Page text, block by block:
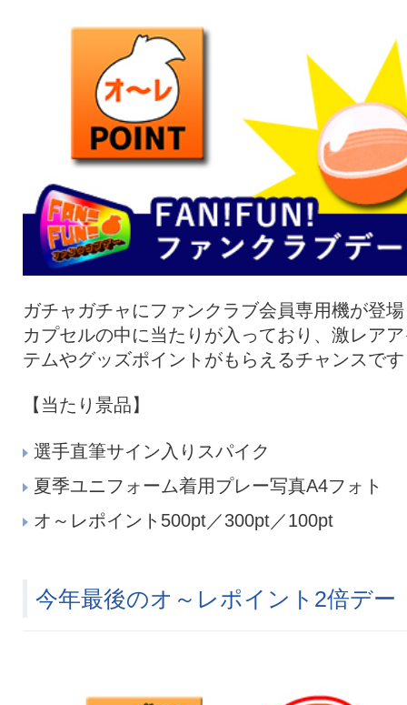
ガチャガチャにファンクラブ会員専用機が登
カプセルの中に当たりが入っており、激レア
テムやグッズポイントがもらえるチャンスで
【当たり景品】
選手直筆サイン入りスパイク
夏季ユニフォーム着用プレー写真A4フォト
オ～レポイント500pt／300pt／100pt
今年最後のオ～レポイント2倍デー